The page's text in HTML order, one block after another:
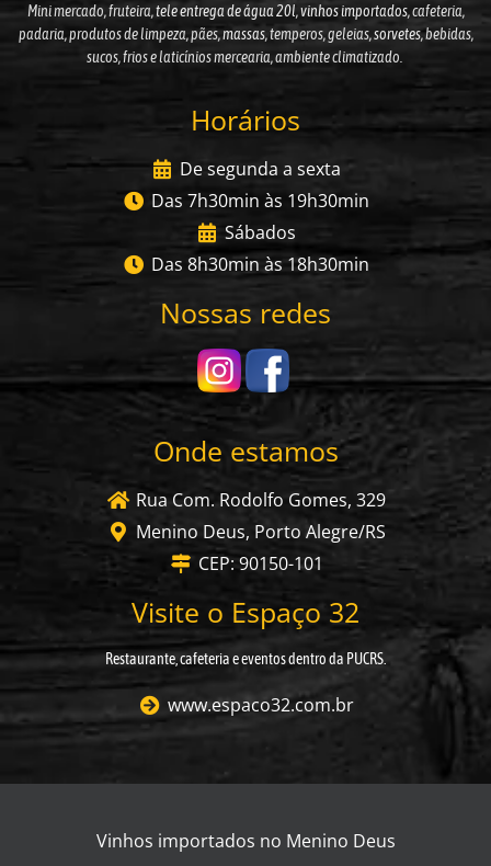
Mini mercado, fruteira,tele entrega de água 20l,vinhos importados, cafeteria,
padaria, produtos de limpeza, pães,massas, temperos, geleias,sorvetes, bebidas,
sucos, frios e laticínios mercearia, ambiente climatizado.
Horários
De segunda a sexta
Das 7h30min às 19h30min
Sábados
Das 8h30min às 18h30min
Nossas redes
Onde estamos
Rua Com. Rodolfo Gomes, 329
Menino Deus, Porto Alegre/RS
CEP: 90150-101
Visite o Espaço 32
Restaurante, cafeteria e eventos dentro da PUCRS.
www.espaco32.com.br
Vinhos importados no Menino Deus